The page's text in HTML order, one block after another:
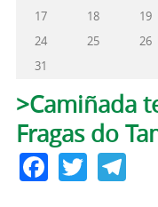
17
18 19
24
25 26
31
Solapas
>Camiñada
Fragas do
Facebook